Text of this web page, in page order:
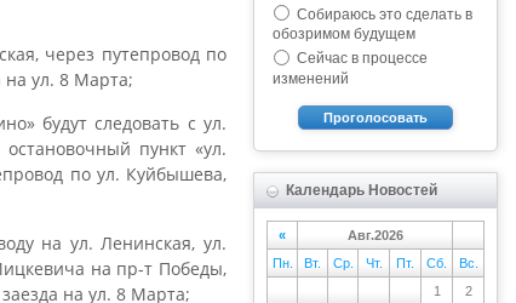
через путепровод по
на ул. 8 Марта;
будут следовать с ул.
пункт «ул.
по ул. Куйбышева,
на ул. Ленинская, ул.
на пр-т Победы,
на ул. 8 Марта;
Собираюсь это сделать в
обозримом будущем
Сейчас в процессе
изменений
Проголосовать
Календарь Новостей
«
Авг.2026
Пн.
Вт. Ср. Чт. Пт. Сб.
Вс.
1
2